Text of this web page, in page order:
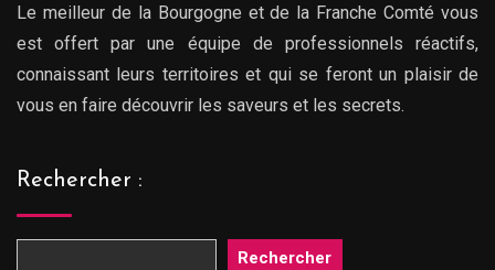
Le meilleur de la Bourgogne et de la Franche Comté vous
est offert par une équipe de professionnels réactifs,
connaissant leurs territoires et qui se feront un plaisir de
vous en faire découvrir les saveurs et les secrets.
Rechercher :
Rechercher